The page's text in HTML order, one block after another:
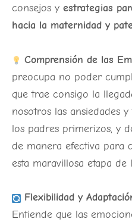
consejos y estrategias
hacia la maternidad y
Comprensión de las
preocupa no poder
que trae consigo la
nosotros las ansiedades
los padres primerizos, y
de manera efectiva para
esta maravillosa etapa de
Flexibilidad y
Entiende que las